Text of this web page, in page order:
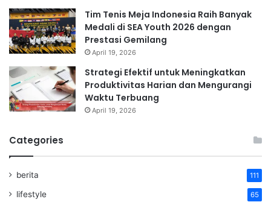
Tim Tenis Meja Indonesia Raih Banyak
Medali di SEA Youth 2026 dengan
Prestasi Gemilang
April 19, 2026
Strategi Efektif untuk Meningkatkan
Produktivitas Harian dan Mengurangi
Waktu Terbuang
April 19, 2026
Categories
berita 111
lifestyle 65